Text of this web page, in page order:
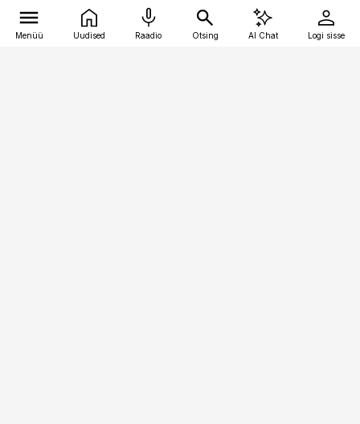
Menüü Uudised Raadio Otsing AI Chat Logi sisse